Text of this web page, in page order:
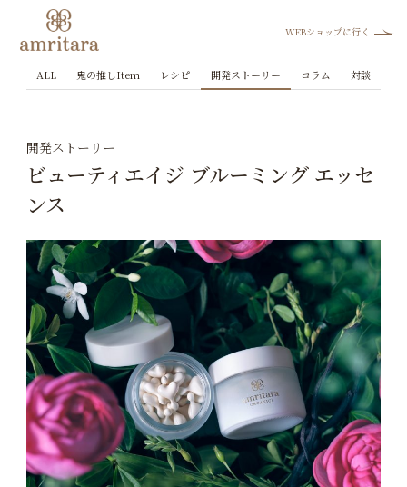
WEBショップに行く
ALL 鬼の推しItem レシピ 開発ストーリー コラム 対談
開発ストーリー
ビューティエイジ ブルーミング エッセ
ンス